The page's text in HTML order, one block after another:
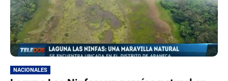
NACIONALES